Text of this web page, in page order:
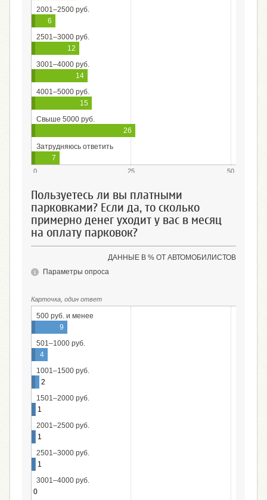
2001–2500 руб.
6
2501–3000 руб.
12
3001–4000 руб.
14
4001–5000 руб.
15
Свыше 5000 руб.
26
Затрудняюсь ответить
7
0 25 50
Пользуетесь ли вы платными
парковками? Если да, то сколько
примерно денег уходит у вас в месяц
на оплату парковок?
ДАННЫЕ В % ОТ АВТОМОБИЛИСТОВ
Параметры опроса
Карточка, один ответ
500 руб. и менее
9
501–1000 руб.
4
1001–1500 руб.
2
1501–2000 руб.
1
2001–2500 руб.
1
2501–3000 руб.
1
3001–4000 руб.
0